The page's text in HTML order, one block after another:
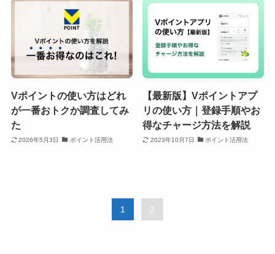
Vポイントの使い方はどれ
が一番おトクか調査してみ
た
2026年5月3日 ポイント活用法
【最新版】Vポイントアプ
リの使い方｜登録手順やお
得なチャージ方法を解説
2023年10月7日 ポイント活用法
1 2